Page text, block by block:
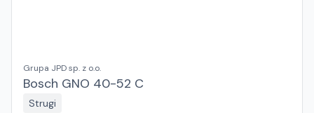
Grupa JPD sp. z o.o.
Bosch GNO 40-52 C
Strugi